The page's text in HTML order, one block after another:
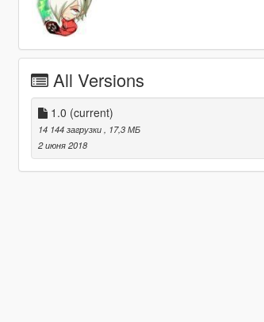
All Versions
1.0 (current)
14 144 загрузки
, 17,3 МБ
2 июня 2018